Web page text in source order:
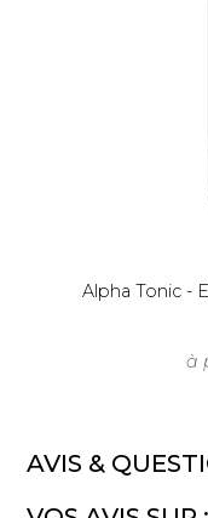
Alpha Tonic -
à
AVIS &